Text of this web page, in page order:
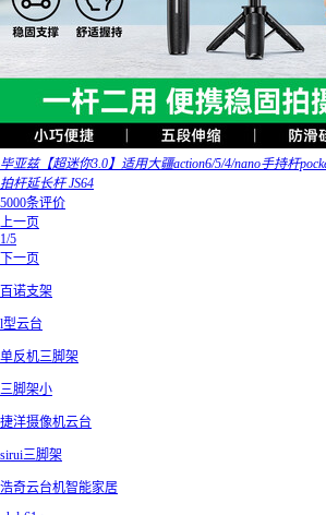
毕亚兹【超迷你3.0】适用大疆action6/5/4/nano手持杆
拍杆延长杆 JS64
5000条评价
上一页
1/5
下一页
百诺支架
l型云台
单反机三脚架
三脚架小
捷洋摄像机云台
sirui三脚架
浩奇云台机智能家居